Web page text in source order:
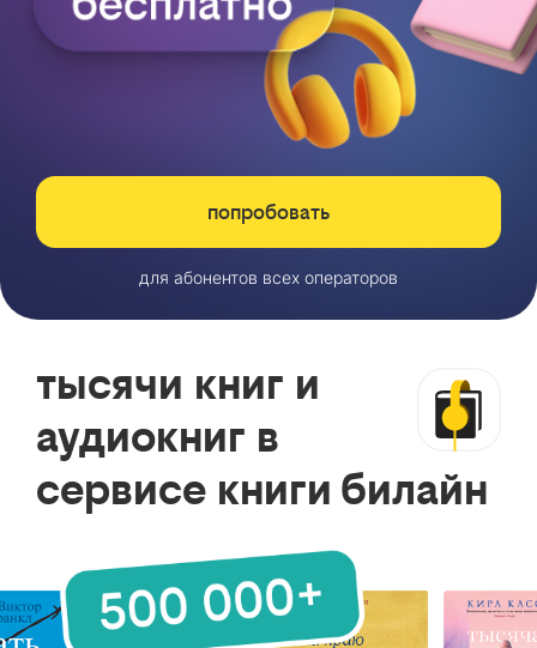
попробовать
для абонентов всех операторов
тысячи книг и
аудиокниг в
сервисе книги билайн